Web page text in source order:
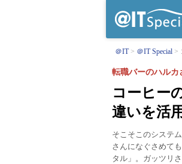
＠IT ＠IT Special
コーヒー
違いを活
転職バーのハルカ
そこそこのシステ
さんになぐさめて
タル」。ガッツリ